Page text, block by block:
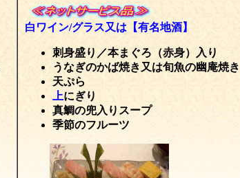
白ワイン/グラス又は【有名地酒】
刺身盛り／本まぐろ（赤身）入り
うなぎのかば焼き又は旬魚の幽庵焼き
天ぷら
上にぎり
真鯛の兜入りスープ
季節のフルーツ